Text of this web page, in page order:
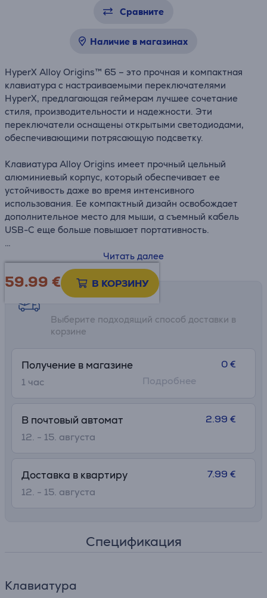
Сравните
Наличие в магазинах
HyperX Alloy Origins™ 65 – это прочная и компактная
клавиатура с настраиваемыми переключателями
HyperX, предлагающая геймерам лучшее сочетание
стиля, производительности и надежности. Эти
переключатели оснащены открытыми светодиодами,
обеспечивающими потрясающую подсветку.
Клавиатура Alloy Origins имеет прочный цельный
алюминиевый корпус, который обеспечивает ее
устойчивость даже во время интенсивного
использования. Ее компактный дизайн освобождает
дополнительное место для мыши, а съемный кабель
USB-C еще больше повышает портативность.
• 65% от стандартного размера
• Механические переключатели HyperX RED Switch
• Игровой режим и функции 100% Anti-Ghosting и N-key
Читать далее
59.99 € В КОРЗИНУ
Возможности доставки
Выберите подходящий способ доставки в
корзине
Получение в магазине
1 час
0 €
Подробнее
В почтовый автомат
12. - 15. августа
2.99 €
Доставка в квартиру
12. - 15. августа
7.99 €
Спецификация
Клавиатура